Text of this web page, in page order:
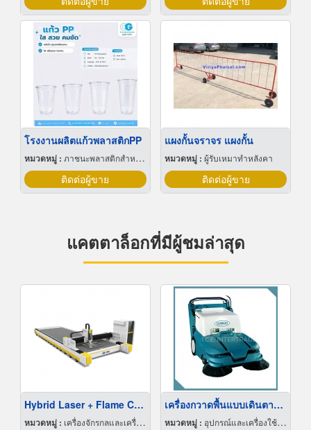
โรงงานผลิตแก้วพลาสติกPP
หมวดหมู่ : ภาชนะพลาสติกสำหรับบรรจุ
ติดต่อผู้ขาย
แผงกั้นจราจร แผงกั้น
หมวดหมู่ : ผู้รับเหมาทำหลังคา
ติดต่อผู้ขาย
แคตตาล็อกที่มีผู้ชมล่าสุด
Hybrid Laser + Flame Cutting Machine
หมวดหมู่ : เครื่องจักรกลและเครื่องมือกล
เครื่องกวาดพื้นแบบเดินตามขนาดกลาง รุ่น 3640
หมวดหมู่ : อุปกรณ์และเครื่องใช้ทำความสะอาด